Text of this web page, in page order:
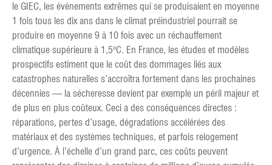
le GIEC, les évènements extrêmes qui se produisaient en moyenne
1 fois tous les dix ans dans le climat préindustriel pourrait se
produire en moyenne 9 à 10 fois avec un réchauffement
climatique supérieure à 1,5°C. En France, les études et modèles
prospectifs estiment que le coût des dommages liés aux
catastrophes naturelles s’accroîtra fortement dans les prochaines
décennies — la sécheresse devient par exemple un péril majeur et
de plus en plus coûteux. Ceci a des conséquences directes :
réparations, pertes d’usage, dégradations accélérées des
matériaux et des systèmes techniques, et parfois relogement
d’urgence. À l’échelle d’un grand parc, ces coûts peuvent